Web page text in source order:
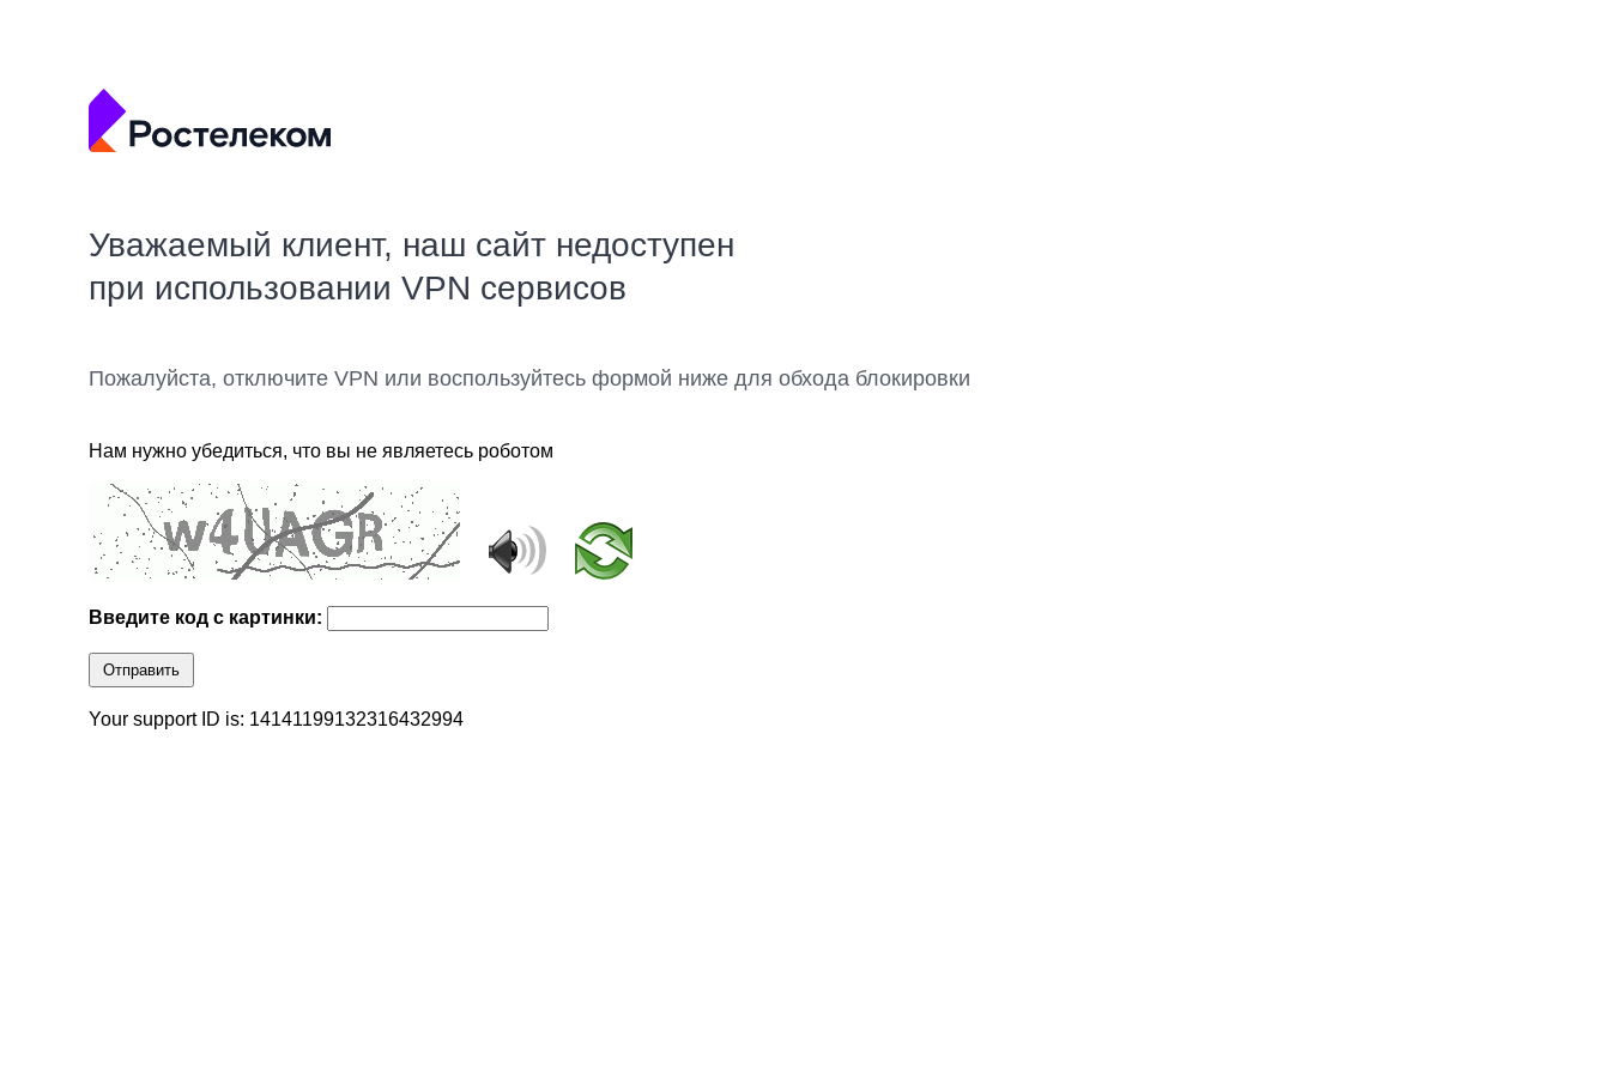
Уважаемый клиент, наш сайт недоступен
при использовании VPN сервисов
Пожалуйста, отключите VPN или воспользуйтесь формой ниже для обхода блокировки
Нам нужно убедиться, что вы не являетесь роботом
Введите код с картинки:
Отправить
Your support ID is: 14141199132316432994